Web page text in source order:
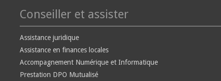
Conseiller et assister
Assistance juridique
Assistance en finances locales
Accompagnement Numérique et Informatique
Prestation DPO Mutualisé